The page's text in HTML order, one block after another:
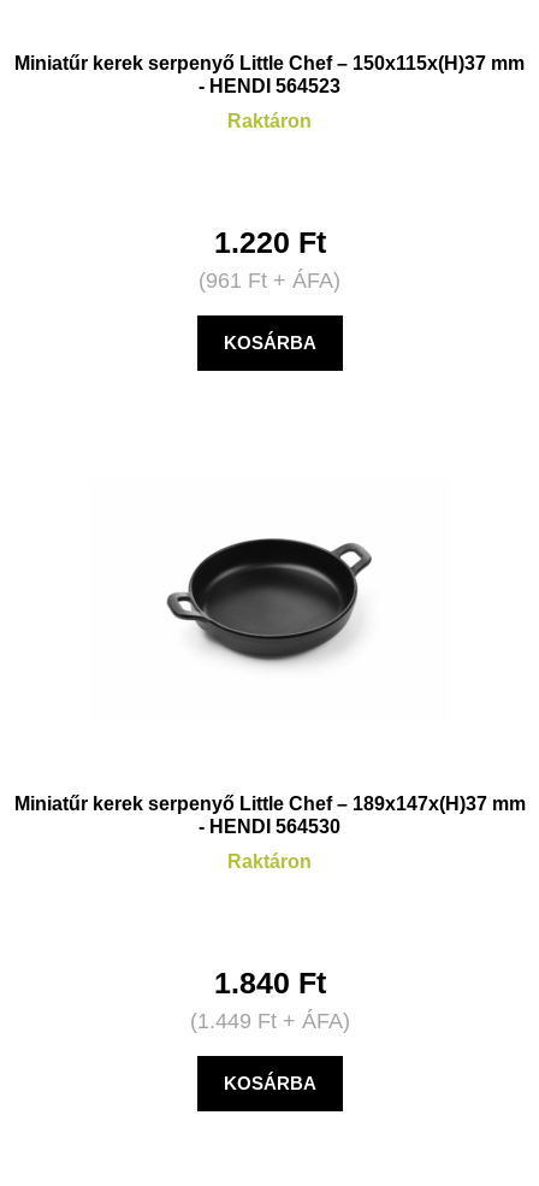
Miniatűr kerek serpenyő Little Chef – 150x115x(H)37 mm
- HENDI 564523
Raktáron
1.220 Ft
(961 Ft + ÁFA)
KOSÁRBA
Miniatűr kerek serpenyő Little Chef – 189x147x(H)37 mm
- HENDI 564530
Raktáron
1.840 Ft
(1.449 Ft+ ÁFA)
KOSÁRBA